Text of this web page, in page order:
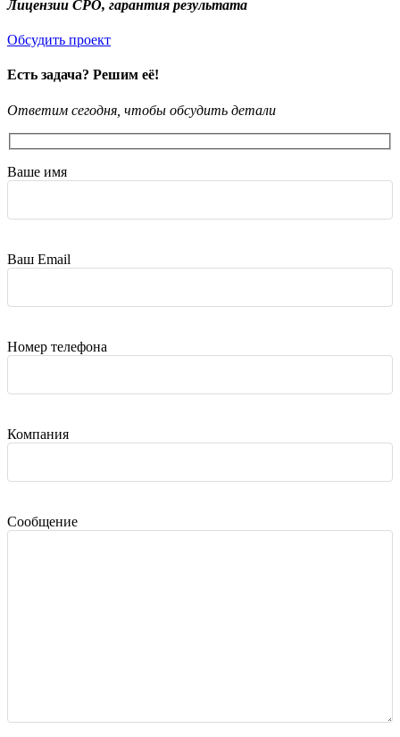
Лицензии СРО, гарантия результата
Обсудить проект
Есть задача? Решим её!
Ответим сегодня, чтобы обсудить детали
Ваше имя
Ваш Email
Номер телефона
Компания
Сообщение